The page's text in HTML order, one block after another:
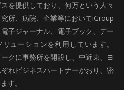
を提供しており、何万という人々
所、病院、企業等においてiGroup
子ジャーナル、電子ブック、デー
ューションを利用しています。
クに事務所を開設し、中近東、ヨ
れビジネスパートナーがおり、密
す。